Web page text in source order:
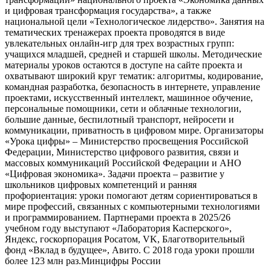
и цифровая трансформация государства», а также
национальной цели «Технологическое лидерство». Занятия на
тематических тренажерах проекта проводятся в виде
увлекательных онлайн-игр для трех возрастных групп:
учащихся младшей, средней и старшей школы. Методические
материалы уроков остаются в доступе на сайте проекта и
охватывают широкий круг тематик: алгоритмы, кодирование,
командная разработка, безопасность в интернете, управление
проектами, искусственный интеллект, машинное обучение,
персональные помощники, сети и облачные технологии,
большие данные, беспилотный транспорт, нейросети и
коммуникации, приватность в цифровом мире. Организаторы
«Урока цифры» – Министерство просвещения Российской
Федерации, Министерство цифрового развития, связи и
массовых коммуникаций Российской Федерации и АНО
«Цифровая экономика». Задачи проекта – развитие у
школьников цифровых компетенций и ранняя
профориентация: уроки помогают детям сориентироваться в
мире профессий, связанных с компьютерными технологиями
и программированием. Партнерами проекта в 2025/26
учебном году выступают «Лаборатория Касперского»,
Яндекс, госкорпорация Росатом, VK, Благотворительный
фонд «Вклад в будущее», Авито. С 2018 года уроки прошли
более 123 млн раз.Минцифры России